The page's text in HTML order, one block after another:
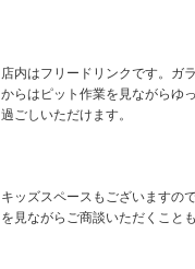
店内はフリードリンクです。ガ
からはピット作業を見ながらゆ
過ごしいただけます。
キッズスペースもございますの
を見ながらご商談いただくこと